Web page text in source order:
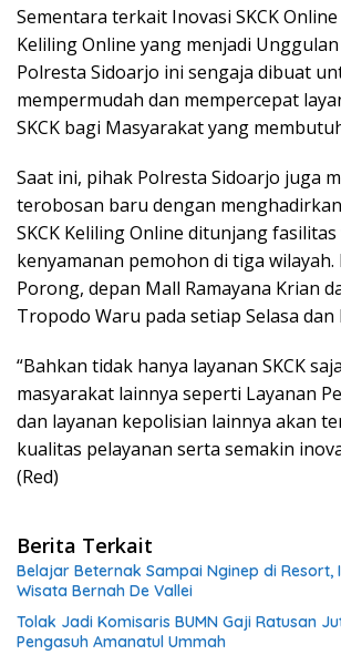
Sementara terkait Inovasi SKCK Online
Keliling Online yang menjadi
Polresta Sidoarjo ini sengaja dibuat
mempermudah dan mempercepat
SKCK bagi Masyarakat yang
Saat ini, pihak Polresta Sidoarjo juga
terobosan baru dengan
SKCK Keliling Online ditunjang fasilitas
kenyamanan pemohon di tiga wilayah.
Porong, depan Mall Ramayana Krian
Tropodo Waru pada setiap Selasa dan
“Bahkan tidak hanya layanan SKCK
masyarakat lainnya seperti Layanan
dan layanan kepolisian lainnya akan
kualitas pelayanan serta semakin
(Red)
Berita Terkait
Belajar Beternak Sampai Nginep di Resort,
Wisata Bernah De Vallei
Tolak Jadi Komisaris BUMN Gaji Ratusan
Pengasuh Amanatul Ummah